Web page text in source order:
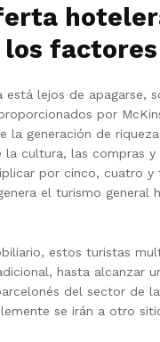
los
lejos de apagarse,
por
generación de
cultura, las compras
por cinco, cuatro
el turismo general
estos turistas
hasta alcanzar
del sector de
se irán a otro